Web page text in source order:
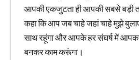
आपकी एकजुटता ही आपकी सबसे बड़ी
कहा कि आप जब चाहे जहां चाहे मुझे
साथ रहूंगा और आपके हर संघर्ष में आपका
बनकर काम करूंगा।